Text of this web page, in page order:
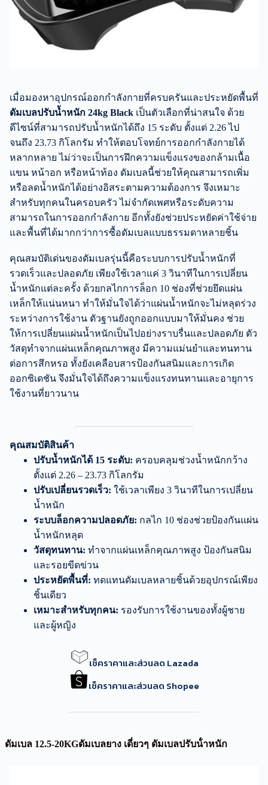
เมื่อมองหาอุปกรณ์ออกกำลังกายที่ครบครันและประหยัดพื้นที่
ดัมเบลปรับน้ำหนัก 24kg Black เป็นตัวเลือกที่น่าสนใจ ด้วย
ดีไซน์ที่สามารถปรับน้ำหนักได้ถึง 15 ระดับ ตั้งแต่ 2.26 ไป
จนถึง 23.73 กิโลกรัม ทำให้ตอบโจทย์การออกกำลังกายได้
หลากหลาย ไม่ว่าจะเป็นการฝึกความแข็งแรงของกล้ามเนื้อ
แขน หน้าอก หรือหน้าท้อง ดัมเบลนี้ช่วยให้คุณสามารถเพิ่ม
หรือลดน้ำหนักได้อย่างอิสระตามความต้องการ จึงเหมาะ
สำหรับทุกคนในครอบครัว ไม่จำกัดเพศหรือระดับความ
สามารถในการออกกำลังกาย อีกทั้งยังช่วยประหยัดค่าใช้จ่าย
และพื้นที่ได้มากกว่าการซื้อดัมเบลแบบธรรมดาหลายชิ้น
คุณสมบัติเด่นของดัมเบลรุ่นนี้คือระบบการปรับน้ำหนักที่
รวดเร็วและปลอดภัย เพียงใช้เวลาแค่ 3 วินาทีในการเปลี่ยน
น้ำหนักแต่ละครั้ง ด้วยกลไกการล็อก 10 ช่องที่ช่วยยึดแผ่น
เหล็กให้แน่นหนา ทำให้มั่นใจได้ว่าแผ่นน้ำหนักจะไม่หลุดร่วง
ระหว่างการใช้งาน ตัวฐานยังถูกออกแบบมาให้มั่นคง ช่วย
ให้การเปลี่ยนแผ่นน้ำหนักเป็นไปอย่างราบรื่นและปลอดภัย ตัว
วัสดุทำจากแผ่นเหล็กคุณภาพสูง มีความแม่นยำและทนทาน
ต่อการสึกหรอ ทั้งยังเคลือบสารป้องกันสนิมและการเกิด
ออกซิเดชัน จึงมั่นใจได้ถึงความแข็งแรงทนทานและอายุการ
ใช้งานที่ยาวนาน
คุณสมบัติสินค้า
ปรับน้ำหนักได้ 15 ระดับ: ครอบคลุมช่วงน้ำหนักกว้าง
ตั้งแต่ 2.26 – 23.73 กิโลกรัม
ปรับเปลี่ยนรวดเร็ว: ใช้เวลาเพียง 3 วินาทีในการเปลี่ยน
น้ำหนัก
ระบบล็อกความปลอดภัย: กลไก 10 ช่องช่วยป้องกันแผ่น
น้ำหนักหลุด
วัสดุทนทาน: ทำจากแผ่นเหล็กคุณภาพสูง ป้องกันสนิม
และรอยขีดข่วน
ประหยัดพื้นที่: ทดแทนดัมเบลหลายชิ้นด้วยอุปกรณ์เพียง
ชิ้นเดียว
เหมาะสำหรับทุกคน: รองรับการใช้งานของทั้งผู้ชาย
และผู้หญิง
เช็คราคาและส่วนลด Lazada
เช็คราคาและส่วนลด Shopee
ดัมเบล 12.5-20KGดัมเบลยาง เดี่ยวๆ ดัมเบลปรับน้ําหนัก